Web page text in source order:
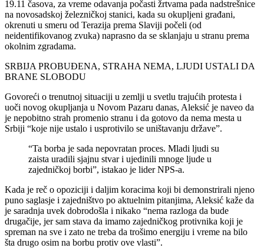
19.11 časova, za vreme odavanja počasti žrtvama pada nadstrešnice
na novosadskoj železničkoj stanici, kada su okupljeni građani,
okrenuti u smeru od Terazija prema Slaviji počeli (od
neidentifikovanog zvuka) naprasno da se sklanjaju u stranu prema
okolnim zgradama.
SRBIJA PROBUĐENA, STRAHA NEMA, LJUDI USTALI DA
BRANE SLOBODU
Govoreći o trenutnoj situaciji u zemlji u svetlu trajućih protesta i
uoči novog okupljanja u Novom Pazaru danas, Aleksić je naveo da
je nepobitno strah promenio stranu i da gotovo da nema mesta u
Srbiji “koje nije ustalo i usprotivilo se uništavanju države”.
“Ta borba je sada nepovratan proces. Mladi ljudi su
zaista uradili sjajnu stvar i ujedinili mnoge ljude u
zajedničkoj borbi”, istakao je lider NPS-a.
Kada je reč o opoziciji i daljim koracima koji bi demonstrirali njeno
puno saglasje i zajedništvo po aktuelnim pitanjima, Aleksić kaže da
je saradnja uvek dobrodošla i nikako “nema razloga da bude
drugačije, jer sam stava da imamo zajedničkog protivnika koji je
spreman na sve i zato ne treba da trošimo energiju i vreme na bilo
šta drugo osim na borbu protiv ove vlasti”.